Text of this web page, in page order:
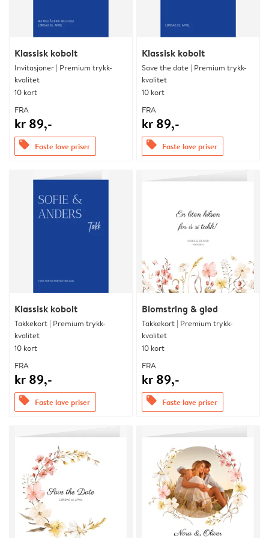
Klassisk kobolt
Invitasjoner | Premium trykk-
kvalitet
10 kort
FRA
kr 89,-
offers Faste lave priser
Klassisk kobolt
Save the date | Premium trykk-
kvalitet
10 kort
FRA
kr 89,-
offers Faste lave priser
Klassisk kobolt
Takkekort | Premium trykk-
kvalitet
10 kort
FRA
kr 89,-
offers Faste lave priser
Blomstring & glød
Takkekort | Premium trykk-
kvalitet
10 kort
FRA
kr 89,-
offers Faste lave priser